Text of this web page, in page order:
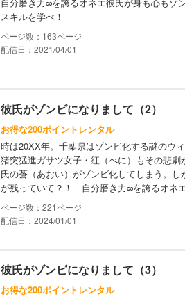
スキルを学べ！
163
配信日：2021/04/01
彼氏がゾンビになりまして（2）
お得な200ポイントレンタル
時は20XX年。千葉県はゾンビ化する謎の
猪突猛進ガサツ女子・紅（べに）もその悲
氏の蒼（あおい）がゾンビ化してしまう。
が残っていて？！ 自分磨き力∞を誇るオネ
221
配信日：2024/01/01
彼氏がゾンビになりまして（3）
お得な200ポイントレンタル